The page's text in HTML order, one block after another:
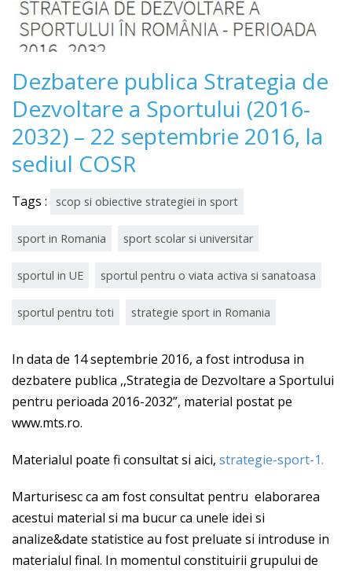
Dezbatere publica Strategia de
Dezvoltare a Sportului (2016-
2032) – 22 septembrie 2016, la
sediul COSR
Tags : scop si obiective strategiei in sport
sport in Romania sport scolar si universitar
sportul in UE sportul pentru o viata activa si sanatoasa
sportul pentru toti strategie sport in Romania
In data de 14 septembrie 2016, a fost introdusa in
dezbatere publica ,,Strategia de Dezvoltare a Sportului
pentru perioada 2016-2032”, material postat pe
www.mts.ro.
Materialul poate fi consultat si aici, strategie-sport-1.
Marturisesc ca am fost consultat pentru elaborarea
acestui material si ma bucur ca unele idei si
analize&date statistice au fost preluate si introduse in
materialul final. In momentul constituirii grupului de